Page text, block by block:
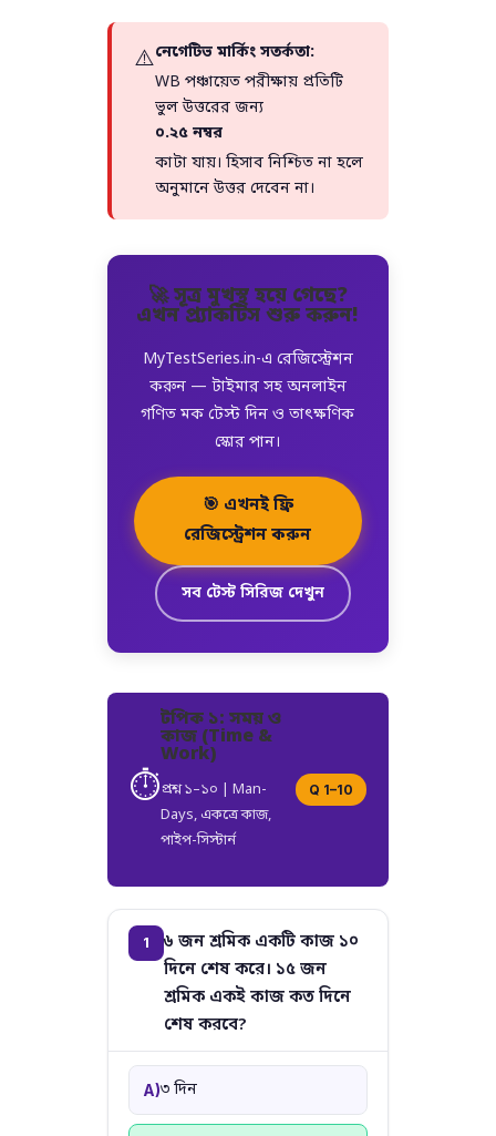
⚠️নেগেটিভ মার্কিং সতর্কতা:
WB পঞ্চায়েত পরীক্ষায় প্রতিটি
ভুল উত্তরের জন্য
০.২৫ নম্বর
কাটা যায়। হিসাব নিশ্চিত না হলে
অনুমানে উত্তর দেবেন না।
🚀 সূত্র মুখস্থ হয়ে গেছে?
এখন প্র্যাকটিস শুরু করুন!
MyTestSeries.in-এ রেজিস্ট্রেশন
করুন — টাইমার সহ অনলাইন
গণিত মক টেস্ট দিন ও তাৎক্ষণিক
স্কোর পান।
🎯 এখনই ফ্রি
রেজিস্ট্রেশন করুন
সব টেস্ট সিরিজ দেখুন
⏱️
টপিক ১: সময় ও
কাজ (Time &
Work)
প্রশ্ন ১–১০ | Man-
Days, একত্রে কাজ,
পাইপ-সিস্টার্ন
Q 1–10
1
৬ জন শ্রমিক একটি কাজ ১০
দিনে শেষ করে। ১৫ জন
শ্রমিক একই কাজ কত দিনে
শেষ করবে?
A)৩ দিন